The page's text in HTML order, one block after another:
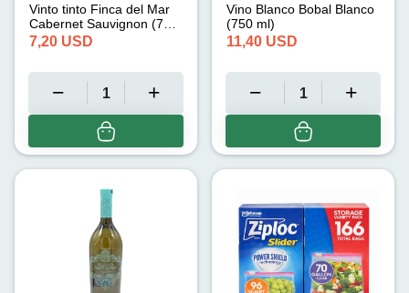
Vinto tinto Finca del Mar
Cabernet Sauvignon (750
ml)
7,20 USD
Vino Blanco Bobal Blanco
(750 ml)
11,40 USD